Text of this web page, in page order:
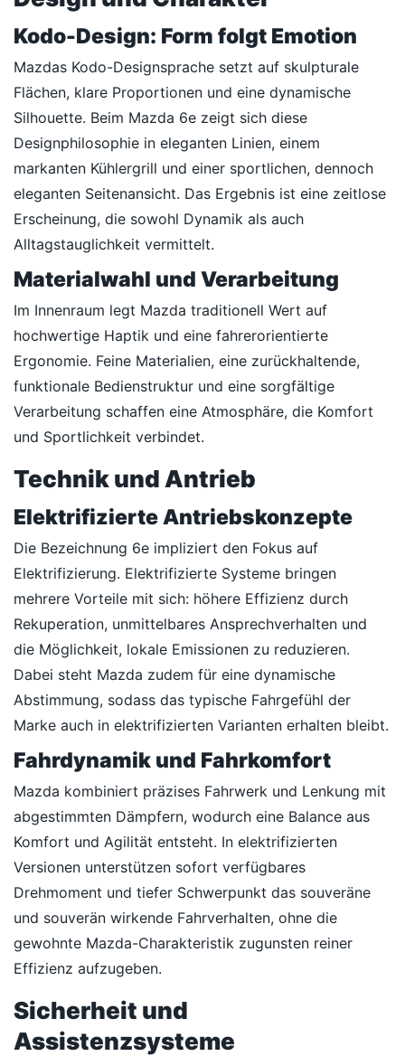
Kodo-Design: Form folgt Emotion
Mazdas Kodo-Designsprache setzt auf skulpturale
Flächen, klare Proportionen und eine dynamische
Silhouette. Beim Mazda 6e zeigt sich diese
Designphilosophie in eleganten Linien, einem
markanten Kühlergrill und einer sportlichen, dennoch
eleganten Seitenansicht. Das Ergebnis ist eine zeitlose
Erscheinung, die sowohl Dynamik als auch
Alltagstauglichkeit vermittelt.
Materialwahl und Verarbeitung
Im Innenraum legt Mazda traditionell Wert auf
hochwertige Haptik und eine fahrerorientierte
Ergonomie. Feine Materialien, eine zurückhaltende,
funktionale Bedienstruktur und eine sorgfältige
Verarbeitung schaffen eine Atmosphäre, die Komfort
und Sportlichkeit verbindet.
Technik und Antrieb
Elektrifizierte Antriebskonzepte
Die Bezeichnung 6e impliziert den Fokus auf
Elektrifizierung. Elektrifizierte Systeme bringen
mehrere Vorteile mit sich: höhere Effizienz durch
Rekuperation, unmittelbares Ansprechverhalten und
die Möglichkeit, lokale Emissionen zu reduzieren.
Dabei steht Mazda zudem für eine dynamische
Abstimmung, sodass das typische Fahrgefühl der
Marke auch in elektrifizierten Varianten erhalten bleibt.
Fahrdynamik und Fahrkomfort
Mazda kombiniert präzises Fahrwerk und Lenkung mit
abgestimmten Dämpfern, wodurch eine Balance aus
Komfort und Agilität entsteht. In elektrifizierten
Versionen unterstützen sofort verfügbares
Drehmoment und tiefer Schwerpunkt das souveräne
und souverän wirkende Fahrverhalten, ohne die
gewohnte Mazda-Charakteristik zugunsten reiner
Effizienz aufzugeben.
Sicherheit und
Assistenzsysteme